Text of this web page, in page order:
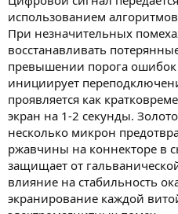
использованием
При незначительных
восстанавливать
превышении порога ошибок
инициирует
проявляется как
экран на 1-2 секунды.
несколько микрон
ржавчины на коннекторе в
защищает от
влияние на стабильность
экранирование каждой